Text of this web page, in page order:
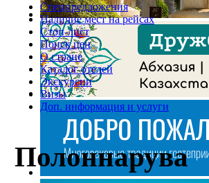
Спецпредложения
Наличие мест на рейсах
Стоп-лист
Поиск цен
О стране
Каталог отелей
Экскурсии
Визы
Доп. информация и услуги
Полоннарува